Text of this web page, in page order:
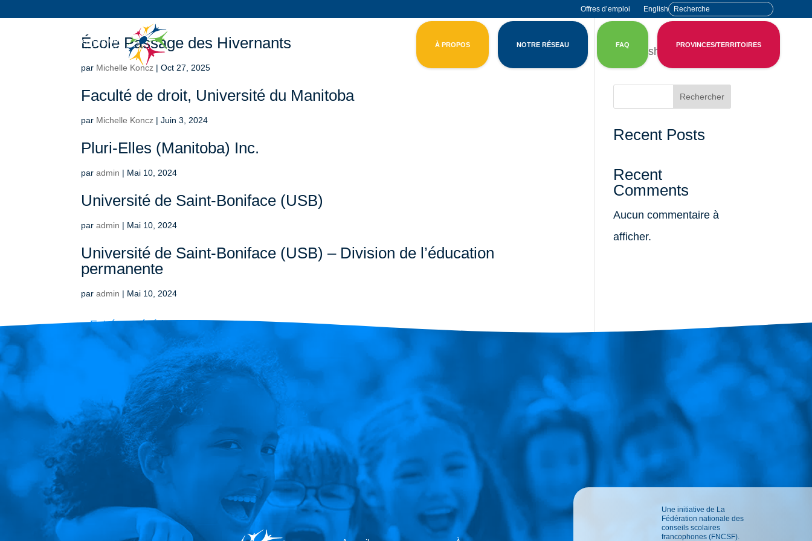
Offres d’emploi English
À PROPOS NOTRE RÉSEAU FAQ PROVINCES/TERRITOIRES
École Passage des Hivernants
par Michelle Koncz |Oct 27, 2025
Faculté de droit, Université du Manitoba
par Michelle Koncz |Juin 3, 2024
Pluri-Elles (Manitoba) Inc.
paradmin | Mai 10, 2024
Université de Saint-Boniface (USB)
paradmin | Mai 10, 2024
Université de Saint-Boniface (USB) – Division de l’éducation
permanente
paradmin | Mai 10, 2024
« Entrées précédentes
English
Rechercher
Recent Posts
Recent
Comments
Aucun commentaire à
afficher.
Une initiative de La
Fédération nationale des
conseils scolaires
francophones (FNCSF).